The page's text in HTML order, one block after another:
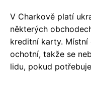
V Charkově platí
některých
kreditní karty.
ochotní, takže se
lidu, pokud